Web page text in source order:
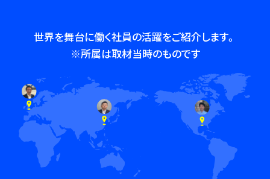
世界を舞台に働く社員の活躍をご紹介します。
※所属は取材当時のものです